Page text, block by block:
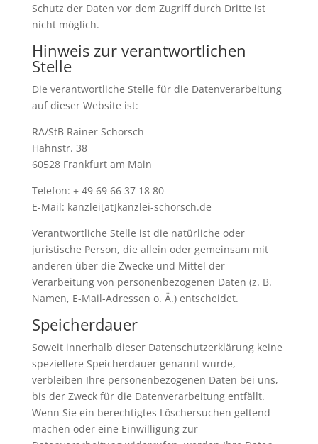
Schutz der Daten vor dem Zugriff durch Dritte ist
nicht möglich.
Hinweis zur verantwortlichen
Stelle
Die verantwortliche Stelle für die Datenverarbeitung
auf dieser Website ist:
RA/StB Rainer Schorsch
Hahnstr. 38
60528 Frankfurt am Main
Telefon: + 49 69 66 37 18 80
E-Mail: kanzlei[at]kanzlei-schorsch.de
Verantwortliche Stelle ist die natürliche oder
juristische Person, die allein oder gemeinsam mit
anderen über die Zwecke und Mittel der
Verarbeitung von personenbezogenen Daten (z. B.
Namen, E-Mail-Adressen o. Ä.) entscheidet.
Speicherdauer
Soweit innerhalb dieser Datenschutzerklärung keine
speziellere Speicherdauer genannt wurde,
verbleiben Ihre personenbezogenen Daten bei uns,
bis der Zweck für die Datenverarbeitung entfällt.
Wenn Sie ein berechtigtes Löschersuchen geltend
machen oder eine Einwilligung zur